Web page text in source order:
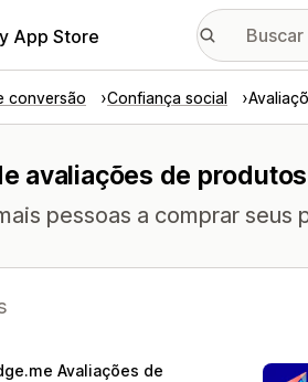
App Store
conversão Confiança social
avaliações de produtos
pessoas a comprar
Avaliações de